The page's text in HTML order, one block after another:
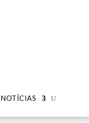
NOTÍCIAS
NOTÍCIAS